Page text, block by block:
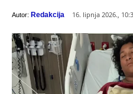
Autor: Redakcija 16. lipnja 2026.,